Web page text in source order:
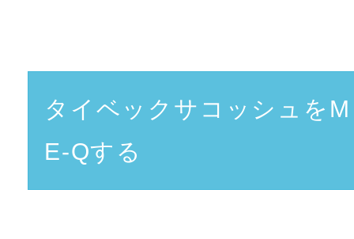
タイベックサコッシュをM
E-Qする